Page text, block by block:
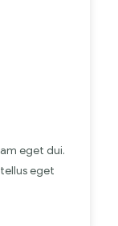
eget dui.
eget